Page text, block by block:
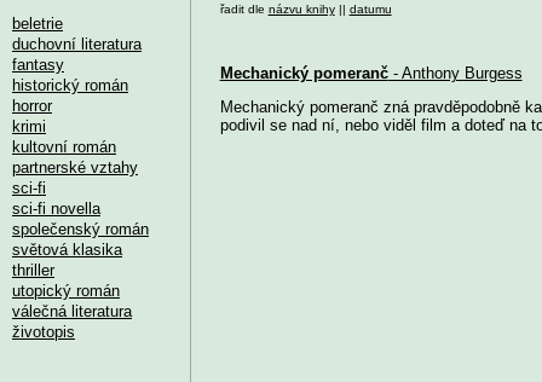
řadit dle názvu knihy|| datumu
Mechanický pomeranč- Anthony Burgess
Mechanický pomeranč zná pravděpodobně
podivil se nad ní, nebo viděl film a doteď na
beletrie
duchovní literatura
fantasy
historický román
horror
krimi
kultovní román
partnerské vztahy
sci-fi
sci-fi novella
společenský román
světová klasika
thriller
utopický román
válečná literatura
životopis